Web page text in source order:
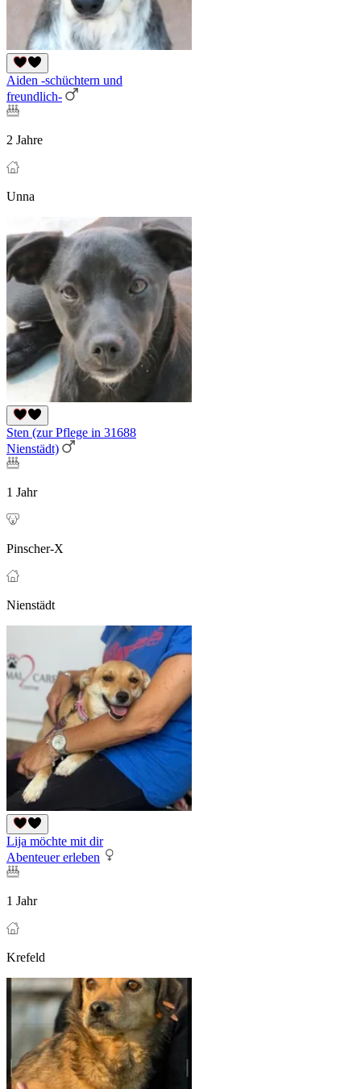
Aiden -schüchtern und
freundlich-
2 Jahre
Unna
Sten (zur Pflege in 31688
Nienstädt)
1 Jahr
Pinscher-X
Nienstädt
Lija möchte mit dir
Abenteuer erleben
1 Jahr
Krefeld